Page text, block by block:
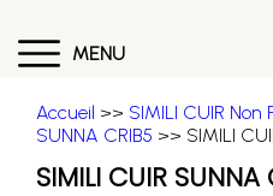
MENU
Accueil >> SIMILI CUIR Non
SUNNA CRIB5 >> SIMILI
SIMILI CUIR SUNNA